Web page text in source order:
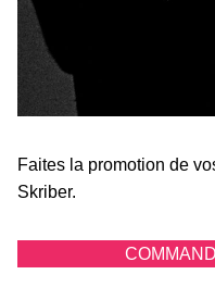
Faites la promotion de
Skriber.